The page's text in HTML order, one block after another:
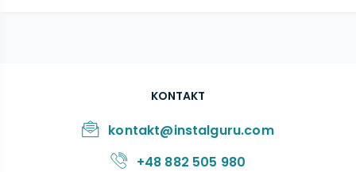
KONTAKT
kontakt@instalguru.com
+48 882 505 980